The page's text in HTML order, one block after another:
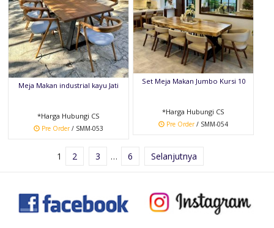
Set Meja Makan Jumbo Kursi 10
*Harga Hubungi CS
Pre Order/ SMM-054
Meja Makan industrial kayu Jati
*Harga Hubungi CS
Pre Order/ SMM-053
1 2 3 … 6 Selanjutnya